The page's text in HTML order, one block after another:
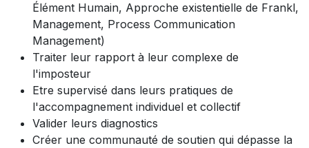
Élément Humain, Approche existentielle de Frankl,
Management, Process Communication
Management)
Traiter leur rapport à leur complexe de
l'imposteur
Etre supervisé dans leurs pratiques de
l'accompagnement individuel et collectif
Valider leurs diagnostics
Créer une communauté de soutien qui dépasse la